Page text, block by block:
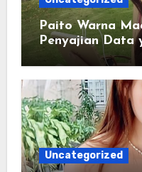
Paito Warna
Penyajian Data
Memahami
Efektif
Uncategorized